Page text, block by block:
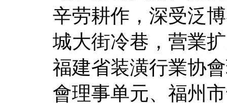
辛劳耕作，深受泛
城大街冷巷，营業
福建省装潢行業协
會理事单元、福州